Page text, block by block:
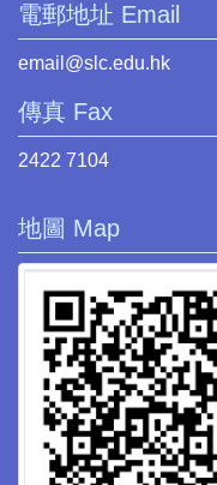
電郵地址 Email
email@slc.edu.hk
傳真 Fax
2422 7104
地圖 Map